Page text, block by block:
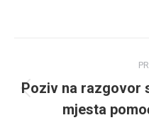
navigation
Poziv na razgovor
mjesta